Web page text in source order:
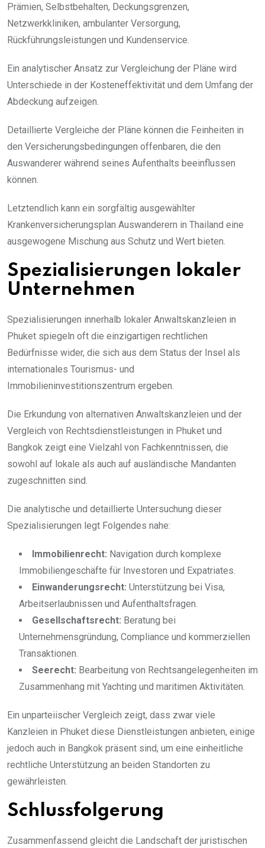
Prämien, Selbstbehalten, Deckungsgrenzen,
Netzwerkkliniken, ambulanter Versorgung,
Rückführungsleistungen und Kundenservice.
Ein analytischer Ansatz zur Vergleichung der Pläne wird
Unterschiede in der Kosteneffektivität und dem Umfang der
Abdeckung aufzeigen.
Detaillierte Vergleiche der Pläne können die Feinheiten in
den Versicherungsbedingungen offenbaren, die den
Auswanderer während seines Aufenthalts beeinflussen
können.
Letztendlich kann ein sorgfältig ausgewählter
Krankenversicherungsplan Auswanderern in Thailand eine
ausgewogene Mischung aus Schutz und Wert bieten.
Spezialisierungen lokaler
Unternehmen
Spezialisierungen innerhalb lokaler Anwaltskanzleien in
Phuket spiegeln oft die einzigartigen rechtlichen
Bedürfnisse wider, die sich aus dem Status der Insel als
internationales Tourismus- und
Immobilieninvestitionszentrum ergeben.
Die Erkundung von alternativen Anwaltskanzleien und der
Vergleich von Rechtsdienstleistungen in Phuket und
Bangkok zeigt eine Vielzahl von Fachkenntnissen, die
sowohl auf lokale als auch auf ausländische Mandanten
zugeschnitten sind.
Die analytische und detaillierte Untersuchung dieser
Spezialisierungen legt Folgendes nahe:
Immobilienrecht: Navigation durch komplexe
Immobiliengeschäfte für Investoren und Expatriates.
Einwanderungsrecht: Unterstützung bei Visa,
Arbeitserlaubnissen und Aufenthaltsfragen.
Gesellschaftsrecht: Beratung bei
Unternehmensgründung, Compliance und kommerziellen
Transaktionen.
Seerecht: Bearbeitung von Rechtsangelegenheiten im
Zusammenhang mit Yachting und maritimen Aktivitäten.
Ein unparteiischer Vergleich zeigt, dass zwar viele
Kanzleien in Phuket diese Dienstleistungen anbieten, einige
jedoch auch in Bangkok präsent sind, um eine einheitliche
rechtliche Unterstützung an beiden Standorten zu
gewährleisten.
Schlussfolgerung
Zusammenfassend gleicht die Landschaft der juristischen